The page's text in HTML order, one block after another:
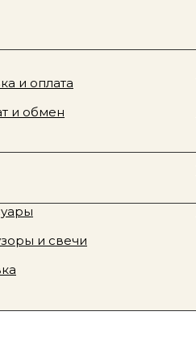
peach pit
товара
и свечи
косметика
& Rozen
Fragrance
и оплата
и обмен